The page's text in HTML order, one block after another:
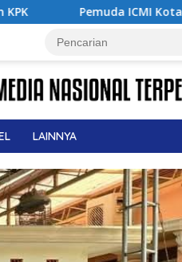
Kota Tual Apresiasi Pra
LAINNYA